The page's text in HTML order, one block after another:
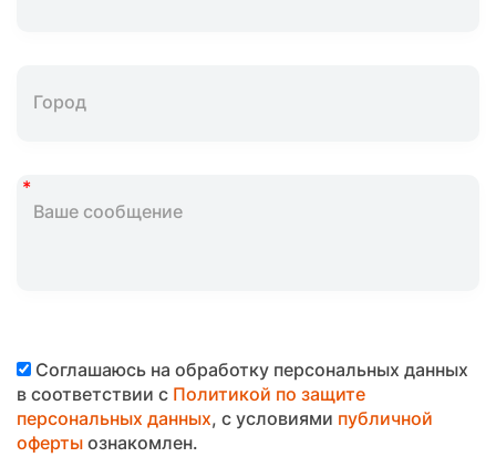
Соглашаюсь на обработку персональных данных
в соответствии с Политикой по защите
персональных данных, с условиями публичной
офертыознакомлен.